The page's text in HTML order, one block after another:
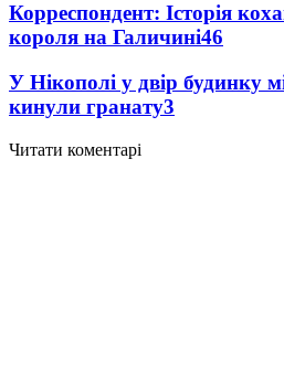
Корреспондент: Історія
короля на Галичині46
У Нікополі у двір будинку
кинули гранату3
Читати коментарі